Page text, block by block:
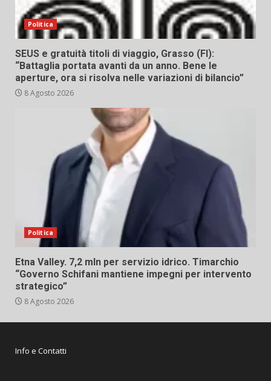
Politica
SEUS e gratuità titoli di viaggio, Grasso (FI):
“Battaglia portata avanti da un anno. Bene le
aperture, ora si risolva nelle variazioni di bilancio”
8 Agosto 2026
Politica
Etna Valley. 7,2 mln per servizio idrico. Timarchio
“Governo Schifani mantiene impegni per intervento
strategico”
8 Agosto 2026
Info e Contatti